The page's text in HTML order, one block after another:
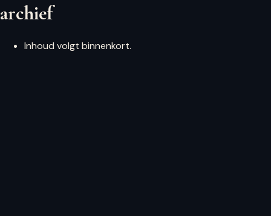
archief
Inhoud volgt binnenkort.